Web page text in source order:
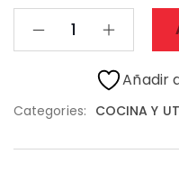
Añadir
Categories: COCINA Y